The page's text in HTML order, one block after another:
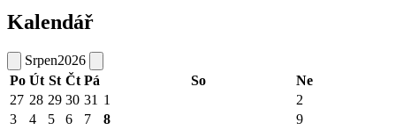
Kalendář
Srpen2026
Po Út St Čt Pá So
Ne
27 28 29 30 31 1
2
3
4 5 6 7 8 9